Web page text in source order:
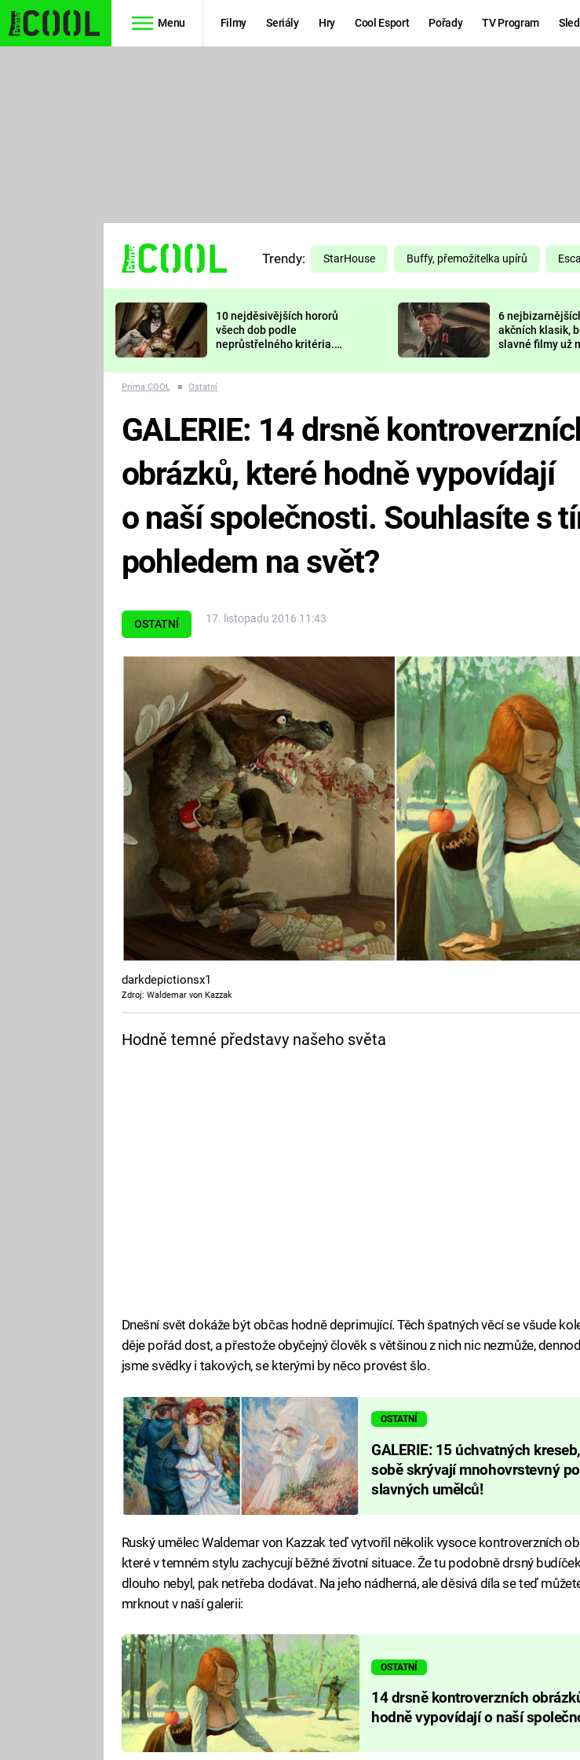
Menu Filmy Seriály Hry Cool Esport Pořady TV Program
TŘESKU
FUTURAMA
PREDÁTOR
DELIVERANCE
Trendy: StarHouse Buffy, přemožitelka upírů
10 nejděsivějších hororů
všech dob podle
neprůstřelného kritéria.
nejvíc zvednou tep?
6
akčních klasik,
slavné filmy už
Prima COOL ■ Ostatní
OSTATNÍ 17. listopadu 2016 11:43
GALERIE: 14 drsně
obrázků, které hodně vypovídají
o naší společnosti. Souhlasíte s
pohledem na svět?
darkdepictionsx1
Zdroj: Waldemar von Kazzak
Hodně temné představy našeho světa
Dnešní svět dokáže být občas hodně deprimující. Těch špatných věcí se všude
děje pořád dost, a přestože obyčejný člověk s většinou z nich nic nezmůže,
jsme svědky i takových, se kterými by něco provést šlo.
OSTATNÍ
GALERIE: 15 úchvatných
sobě skrývají mnohovrstevný
slavných umělců!
Ruský umělec Waldemar von Kazzak teď vytvořil několik vysoce kontroverzních
které v temném stylu zachycují běžné životní situace. Že tu podobně drsný
dlouho nebyl, pak netřeba dodávat. Na jeho nádherná, ale děsivá díla se teď
mrknout v naší galerii:
OSTATNÍ
14 drsně kontroverzních
hodně vypovídají o naší